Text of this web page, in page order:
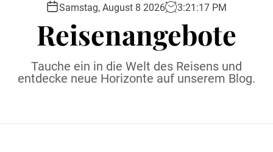
l
o
r
e
Samstag, August 8 2026 3:21 :18 PM
Reisenangebote
Tauche ein in die Welt des Reisens und
entdecke neue Horizonte auf unserem Blog.